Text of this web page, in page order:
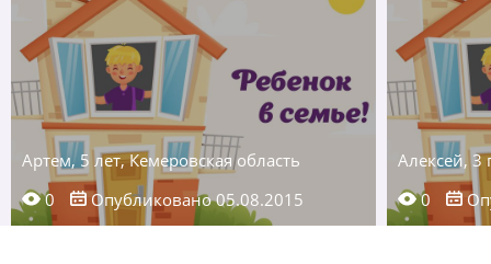
Артем, 5 лет, Кемеровская область
0
Опубликовано 05.08.2015
Алексей, 3
0